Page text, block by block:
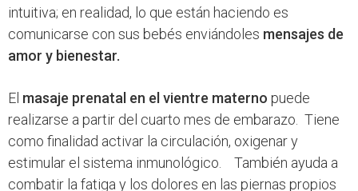
intuitiva; en realidad, lo que están haciendo es
comunicarse con sus bebés enviándoles mensajes de
amor y bienestar.
El masaje prenatal en el vientre materno puede
realizarse a partir del cuarto mes de embarazo. Tiene
como finalidad activar la circulación, oxigenar y
estimular el sistema inmunológico. También ayuda a
combatir la fatiga y los dolores en las piernas propios